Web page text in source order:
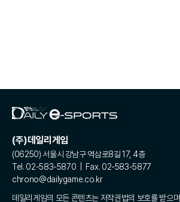
(주)데일리게임
(06250) 서울시 강남구 역삼로8길 17, 4층
Tel. 02-583-5870 | Fax. 02-583-5877
chrono@dailygame.co.kr
데일리게임의 모든 콘텐츠는 저작권법의 보호를 받으